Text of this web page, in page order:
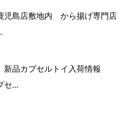
児島店敷地内 から揚げ専門店
新品カプセルトイ入荷情報
セ...